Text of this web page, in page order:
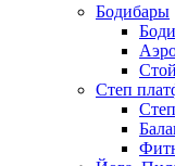
Бодибары
Степ